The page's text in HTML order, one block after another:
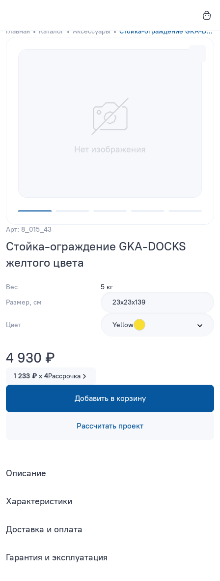
Главная Каталог Аксессуары Стойка-ограждение GKA-DOCKS Yellow
Арт: 8_015_43
Стойка-ограждение GKA-DOCKS
желтого цвета
Вес
5 кг
Размер, см
23х23х139
Цвет Yellow
4 930 ₽
1 233 ₽ x 4Рассрочка
Добавить в корзину
Рассчитать проект
Описание
Характеристики
Доставка и оплата
Гарантия и эксплуатация